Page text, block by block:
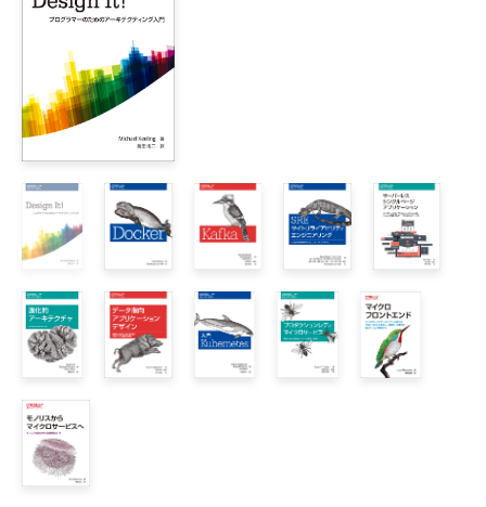
        1.2.1 技術異質性
        1.2.2 回復性
        1.2.3 スケーリング
        1.2.4 デプロイの容易性
        1.2.5 組織面の一致
        1.2.6 合成可能性
    1.3 サービス指向アーキテクチャ
    1.4 他の分解テクニック
        1.4.1 共有ライブラリ
    1.5 銀の弾丸などない
    1.6 まとめ
    2.1 不正確な比較
    2.2 進化するアーキテクト像
    2.3 区画指定